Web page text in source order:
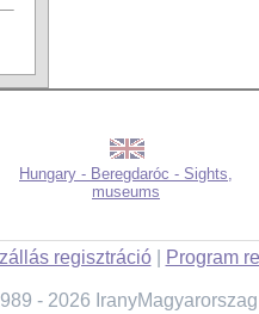
Hungary - Beregdaróc - Sights,
museums
regisztráció| Program
- 2026